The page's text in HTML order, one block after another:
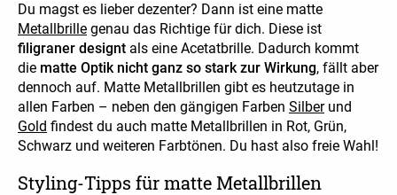
Du magst es lieber dezenter? Dann ist eine matte
Metallbrille genau das Richtige für dich. Diese ist
filigraner designt als eine Acetatbrille. Dadurch kommt
die matte Optik nicht ganz so stark zur Wirkung, fällt aber
dennoch auf. Matte Metallbrillen gibt es heutzutage in
allen Farben – neben den gängigen Farben Silberund
Gold findest du auch matte Metallbrillen in Rot, Grün,
Schwarz und weiteren Farbtönen. Du hast also freie Wahl!
Styling-Tipps für matte Metallbrillen